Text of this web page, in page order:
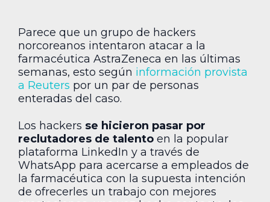
Parece que un grupo de hackers
norcoreanos intentaron atacar a la
farmacéutica AstraZeneca en las últimas
semanas, esto según información provista
a Reuters por un par de personas
enteradas del caso.
Los hackers se hicieron pasar por
reclutadores de talento en la popular
plataforma LinkedIn y a través de
WhatsApp para acercarse a empleados de
la farmacéutica con la supuesta intención
de ofrecerles un trabajo con mejores